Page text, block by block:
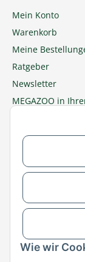
Wie wir
Mein Konto
Warenkorb
Meine
Ratgeber
Newsletter
MEGAZOO in
Zu MEGAZOO-
Versandpartner